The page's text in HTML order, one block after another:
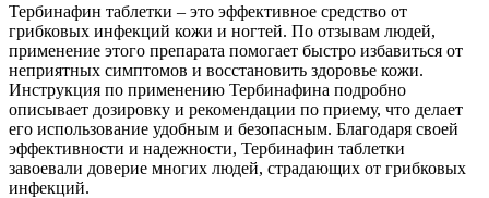
Тербинафин таблетки – это эффективное средство от
грибковых инфекций кожи и ногтей. По отзывам людей,
применение этого препарата помогает быстро избавиться от
неприятных симптомов и восстановить здоровье кожи.
Инструкция по применению Тербинафина подробно
описывает дозировку и рекомендации по приему, что делает
его использование удобным и безопасным. Благодаря своей
эффективности и надежности, Тербинафин таблетки
завоевали доверие многих людей, страдающих от грибковых
инфекций.